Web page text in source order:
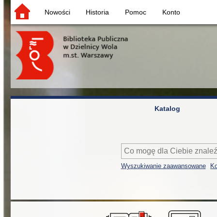
Nowości Historia Pomoc Konto
Katalog
Wyszukiwanie zaawansowane